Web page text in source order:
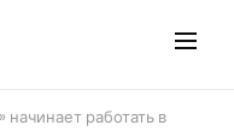
начинает работать в